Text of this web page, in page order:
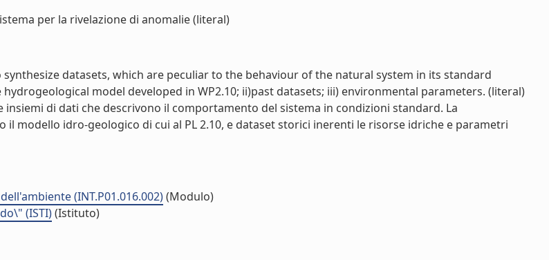
per la rivelazione di anomalie (literal)
datasets, which are peculiar to the behaviour of the natural system in its standard
model developed in WP2.10; ii)past datasets; iii) environmental parameters. (literal)
di dati che descrivono il comportamento del sistema in condizioni standard. La
modello idro-geologico di cui al PL 2.10, e dataset storici inerenti le risorse idriche e parametri
(INT.P01.016.002)(Modulo)
(ISTI)(Istituto)